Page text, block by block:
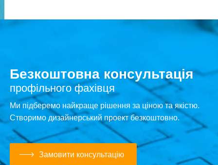
Безкоштовна консультація
профільного фахівця
Ми підберемо найкраще рішення за ціною та якістю.
Створимо дизайнерський проект безкоштовно.
Замовити консультацію